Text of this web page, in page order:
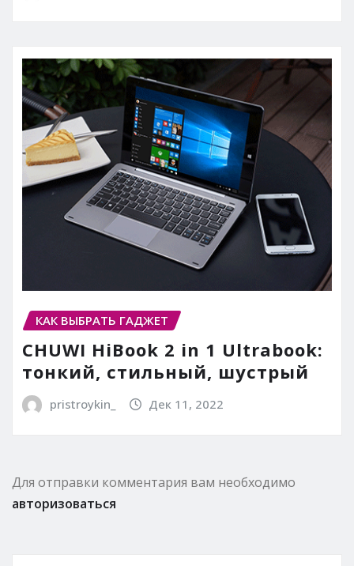
КАК ВЫБРАТЬ ГАДЖЕТ
CHUWI HiBook 2 in 1 Ultrabook:
тонкий, стильный, шустрый
pristroykin_ Дек 11, 2022
Для отправки комментария вам необходимо
авторизоваться